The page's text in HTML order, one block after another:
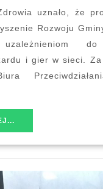
w
sieci
Rozwoju
do
i gier w sieci. Za
DALEJ...